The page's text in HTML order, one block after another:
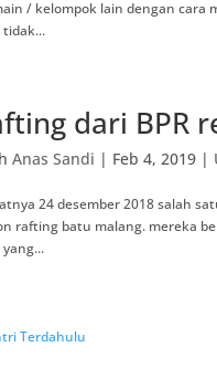
/ kelompok lain dengan cara
tidak...
dari BPR
Anas Sandi | Feb 4, 2019 |
24 desember 2018 salah
rafting batu malang. mereka
yang...
Terdahulu